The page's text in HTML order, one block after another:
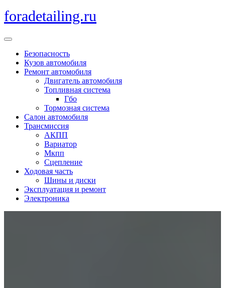
Перейти
к
foradetailing.ru
Кнопка
ОткрытьБезопасность
Кузов автомобиля
Ремонт автомобиля
Двигатель автомобиля
Топливная система
Гбо
Тормозная система
Салон автомобиля
Трансмиссия
АКПП
Вариатор
Мкпп
Сцепление
Ходовая часть
Шины и диски
Эксплуатация и ремонт
Электроника